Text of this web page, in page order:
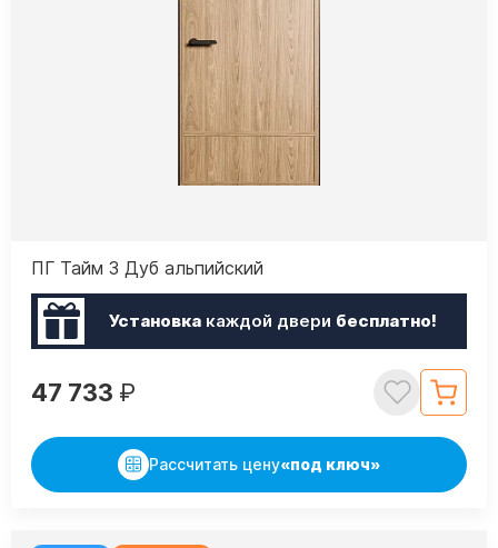
ПГ Тайм 3 Дуб альпийский
Установкакаждой двери бесплатно!
47 733 ₽
Рассчитать цену«под ключ»